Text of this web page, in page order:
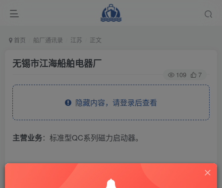
首页 船厂通讯录 江苏 正文
无锡市江海船舶电器厂
109 7
隐藏内容，请登录后查看
主营业务：标准型QC系列磁力启动器。
THE END